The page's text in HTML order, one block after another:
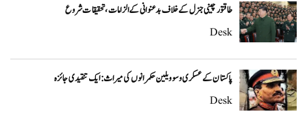
طاقتور چینی جنرل کے خلاف بدعنوانی کے الزامات، تحقیقات شروع
Desk
پاکستان کے عسکری و سوویلین حکمرانوں کی میراث: ایک تنقیدی جائزہ
Desk